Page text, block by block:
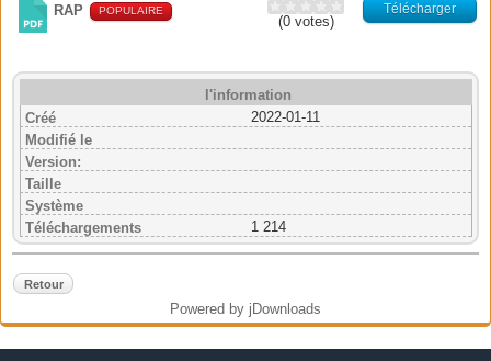
RAP POPULAIRE Télécharger
(0 votes)
l'information
Créé
2022-01-11
Modifié le
Version:
Taille
Système
Téléchargements
1 214
Retour
Powered by jDownloads